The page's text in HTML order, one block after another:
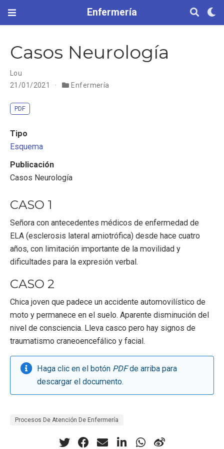
Enfermería
Casos Neurología
Lou
21/01/2021
Enfermería
PDF
Tipo
Esquema
Publicación
Casos Neurología
CASO 1
Señora con antecedentes médicos de enfermedad de
ELA (esclerosis lateral amiotrófica) desde hace cuatro
años, con limitación importante de la movilidad y
dificultades para la expresión verbal.
CASO 2
Chica joven que padece un accidente automovilístico de
moto y permanece en el suelo. Aparente disminución del
nivel de consciencia. Lleva casco pero hay signos de
traumatismo craneoencefálico y facial.
Haga clic en el botón PDFde arriba para
descargar el documento.
Procesos De Atención De Enfermería